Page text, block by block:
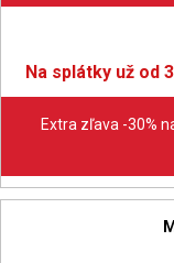
Na splátky už od
Extra zľava -30%